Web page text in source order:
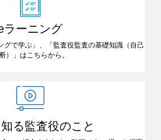
ラーニング
グで学ぶ」、「監査役監査の基礎知識 （自己
）」はこちらから。
る監査役のこと